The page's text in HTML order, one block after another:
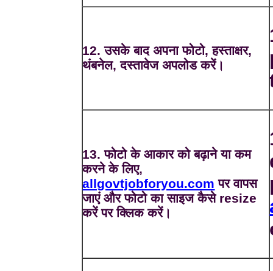
12. उसके बाद अपना फोटो, हस्ताक्षर,
थंबनेल, दस्तावेज अपलोड करें।
13. फोटो के आकार को बढ़ाने या कम
करने के लिए,
allgovtjobforyou.com पर वापस
जाएं और फोटो का साइज कैसे resize
करें पर क्लिक करें।